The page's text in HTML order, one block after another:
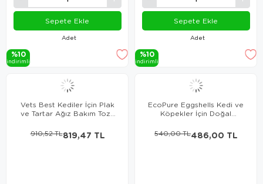
Adet
Sepete Ekle
%10
i̇ndi̇ri̇mli̇
Adet
Sepete Ekle
%10
i̇ndi̇ri̇mli̇
Vets Best Kediler İçin Plak
ve Tartar Ağız Bakım Tozu
819,47 TL
910,52 TL
EcoPure Eggshells Kedi ve
Köpekler İçin Doğal
486,00 TL
540,00 TL